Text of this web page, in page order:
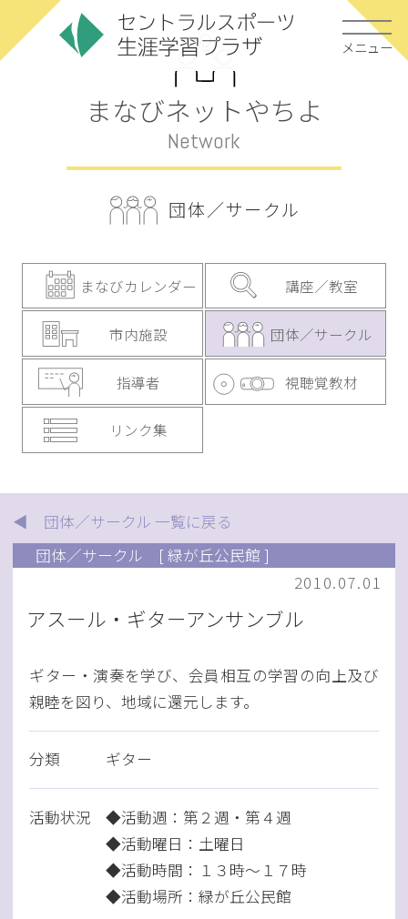
メニュー
まなびネットやちよ
Network
団体／サークル
まなびカレンダー 講座／教室
市内施設 団体／サークル
指導者 視聴覚教材
リンク集
◀ 団体／サークル 一覧に戻る
団体／サークル
[ 緑が丘公民館 ]
2010.07.01
アスール・ギターアンサンブル
ギター・演奏を学び、会員相互の学習の向上及び
親睦を図り、地域に還元します。
分類 ギター
活動状況
◆活動週：第２週・第４週
◆活動曜日：土曜日
◆活動時間：１３時～１７時
◆活動場所：緑が丘公民館